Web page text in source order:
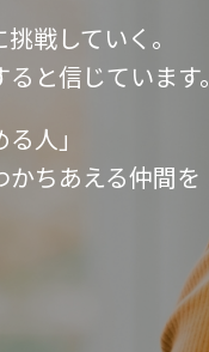
戦していく。
と信じています。
人」
ちあえる仲間を